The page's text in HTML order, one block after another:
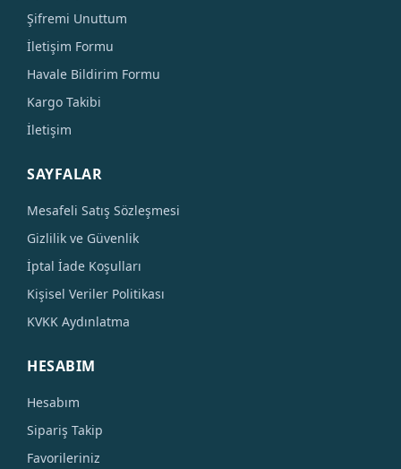
Şifremi Unuttum
İletişim Formu
Havale Bildirim Formu
Kargo Takibi
İletişim
SAYFALAR
Mesafeli Satış Sözleşmesi
Gizlilik ve Güvenlik
İptal İade Koşulları
Kişisel Veriler Politikası
KVKK Aydınlatma
HESABIM
Hesabım
Sipariş Takip
Favorileriniz